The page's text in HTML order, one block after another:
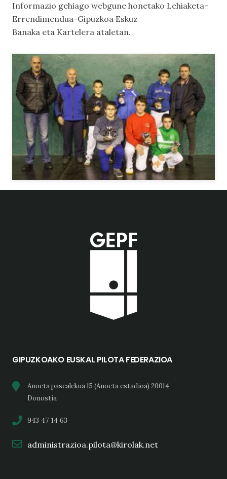
Informazio gehiago webgune honetako Lehiaketa-
Errendimendua-Gipuzkoa Eskuz
Banaka eta Kartelera ataletan.
GIPUZKOAKO EUSKAL PILOTA FEDERAZIOA
Anoeta pasealekua 15 (Anoeta estadioa) 20014
Donostia
943 47 14 63
administrazioa.pilota@kirolak.net